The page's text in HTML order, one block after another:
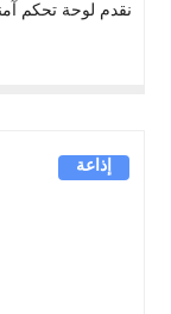
نقدم لوحة تحكم
إذاعة